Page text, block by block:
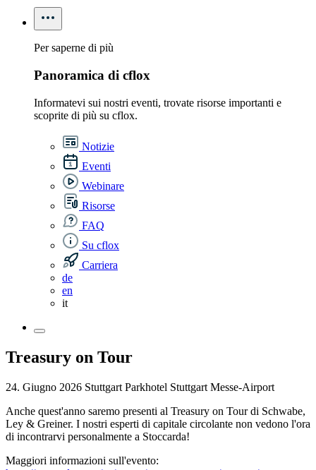
Per saperne di più
Panoramica di cflox
Informatevi sui nostri eventi, trovate risorse importanti e
scoprite di più su cflox.
Notizie
Eventi
Webinare
Risorse
FAQ
Su cflox
Carriera
de
en
it
Treasury on Tour
24. Giugno 2026 Stuttgart Parkhotel Stuttgart Messe-Airport
Anche quest'anno saremo presenti al Treasury on Tour di Schwabe,
Ley & Greiner. I nostri esperti di capitale circolante non vedono l'ora
di incontrarvi personalmente a Stoccarda!
Maggiori informazioni sull'evento: